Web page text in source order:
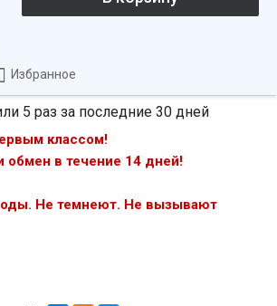
Избранное
5 раз за последние 30 дней
классом!
обмен в течение 14 дней!
Не темнеют. Не вызывают